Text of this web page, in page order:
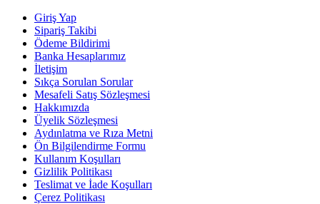
Giriş Yap
Sipariş Takibi
Ödeme Bildirimi
Banka Hesaplarımız
İletişim
Sıkça Sorulan Sorular
Mesafeli Satış Sözleşmesi
Hakkımızda
Üyelik Sözleşmesi
Aydınlatma ve Rıza Metni
Ön Bilgilendirme Formu
Kullanım Koşulları
Gizlilik Politikası
Teslimat ve İade Koşulları
Çerez Politikası